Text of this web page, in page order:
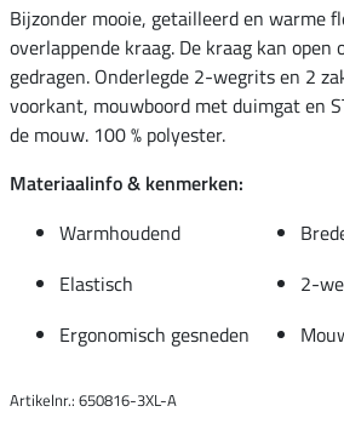
Bijzonder mooie, getailleerd en warme
overlappende kraag. De kraag kan open
gedragen. Onderlegde 2-wegrits en 2
voorkant, mouwboord met duimgat en
de mouw. 100 % polyester.
Materiaalinfo & kenmerken:
Warmhoudend
Elastisch
2-
Ergonomisch gesneden
Artikelnr.: 650816-3XL-A